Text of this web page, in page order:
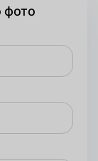
фото